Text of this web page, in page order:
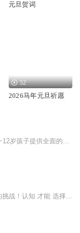
元旦贺词
52
2026马年元旦祈愿